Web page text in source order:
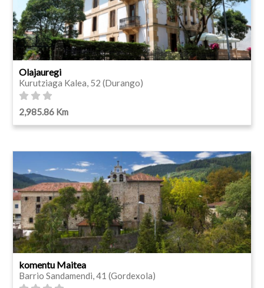
Olajauregi
Kurutziaga Kalea, 52 (Durango)
2,985.86 Km
komentu Maitea
Barrio Sandamendi, 41 (Gordexola)